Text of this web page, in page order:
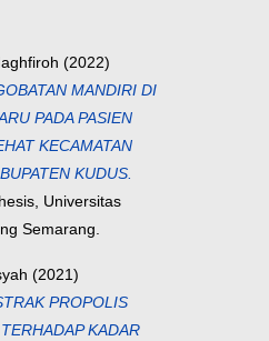
(2022)
MANDIRI DI
PADA PASIEN
KECAMATAN
KUDUS.
Universitas
Semarang.
(2021)
PROPOLIS
KADAR